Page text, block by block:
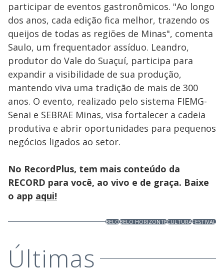
participar de eventos gastronômicos. "Ao longo
dos anos, cada edição fica melhor, trazendo os
queijos de todas as regiões de Minas", comenta
Saulo, um frequentador assíduo. Leandro,
produtor do Vale do Suaçuí, participa para
expandir a visibilidade de sua produção,
mantendo viva uma tradição de mais de 300
anos. O evento, realizado pelo sistema FIEMG-
Senai e SEBRAE Minas, visa fortalecer a cadeia
produtiva e abrir oportunidades para pequenos
negócios ligados ao setor.
No RecordPlus, tem mais conteúdo da
RECORD para você, ao vivo e de graça. Baixe
o app aqui!
BELOBELO HORIZONTECULTURAFESTIVAL
Últimas